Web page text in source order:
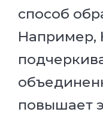
способ
Например,
повышает